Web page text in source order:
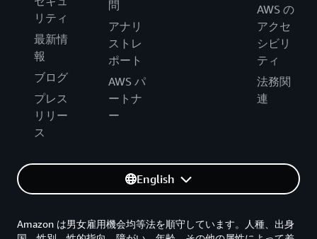
リティ
最新情
報
ブログ
プレス
リリー
ス
問
アナリ
ストレ
ポート
AWS パ
ートナ
ー
AWS の
アクセ
シビリ
ティ
法務関
連
English
Amazon は男女雇用機会均等法を順守しています。人種、出身